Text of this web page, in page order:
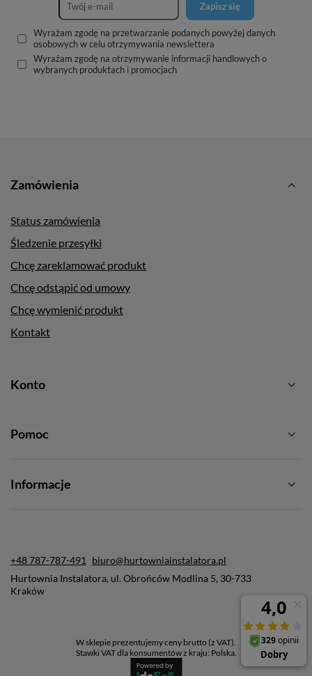
Zapisz się
Wyrażam zgodę na przetwarzanie podanych powyżej danych
osobowych w celu otrzymywania newslettera
Wyrażam zgodę na otrzymywanie informacji handlowych o
wybranych produktach i promocjach
Zamówienia
Status zamówienia
Śledzenie przesyłki
Chcę zareklamować produkt
Chcę odstąpić od umowy
Chcę wymienić produkt
Kontakt
Konto
Pomoc
Informacje
+48 787-787-491
biuro@hurtowniainstalatora.pl
Hurtownia Instalatora, ul. Obrońców Modlina 5, 30-733
Kraków
W sklepie prezentujemy ceny brutto (z VAT).
Stawki VAT dla konsumentów z kraju: Polska.